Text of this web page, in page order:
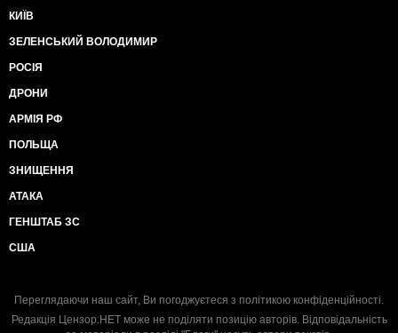
КИЇВ
ЗЕЛЕНСЬКИЙ ВОЛОДИМИР
РОСІЯ
ДРОНИ
АРМІЯ РФ
ПОЛЬЩА
ЗНИЩЕННЯ
АТАКА
ГЕНШТАБ ЗС
США
Переглядаючи наш сайт, Ви погоджуєтеся з політикою конфіденційності.
Редакція Цензор.НЕТ може не поділяти позицію авторів. Відповідальність